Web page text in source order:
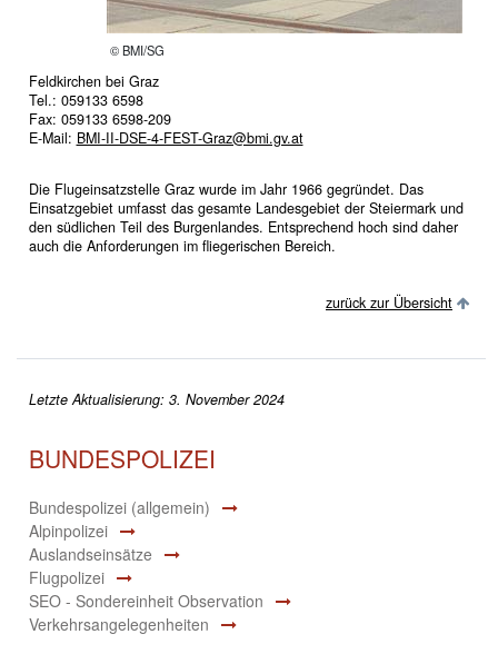
© BMI/SG
Feldkirchen bei Graz
Tel.: 059133 6598
Fax: 059133 6598-209
E-Mail: BMI-II-DSE-4-FEST-Graz@bmi.gv.at
Die Flugeinsatzstelle Graz wurde im Jahr 1966 gegründet. Das
Einsatzgebiet umfasst das gesamte Landesgebiet der Steiermark und
den südlichen Teil des Burgenlandes. Entsprechend hoch sind daher
auch die Anforderungen im fliegerischen Bereich.
zurück zur Übersicht
Letzte Aktualisierung: 3. November 2024
BUNDESPOLIZEI
Bundespolizei (allgemein)
Alpinpolizei
Auslandseinsätze
Flugpolizei
SEO - Sondereinheit Observation
Verkehrsangelegenheiten